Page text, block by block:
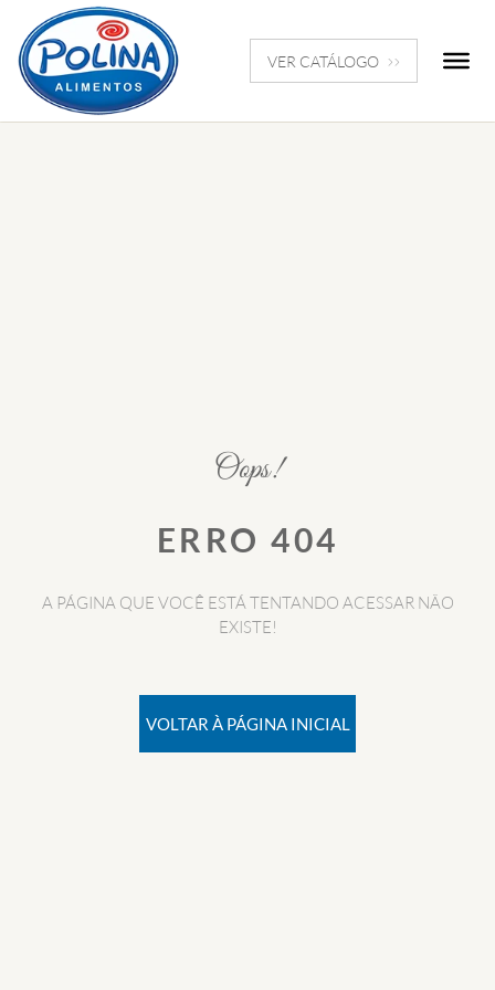
VER CATÁLOGO
Oops!
ERRO 404
A PÁGINA QUE VOCÊ ESTÁ TENTANDO ACESSAR NÃO
EXISTE!
VOLTAR À PÁGINA INICIAL